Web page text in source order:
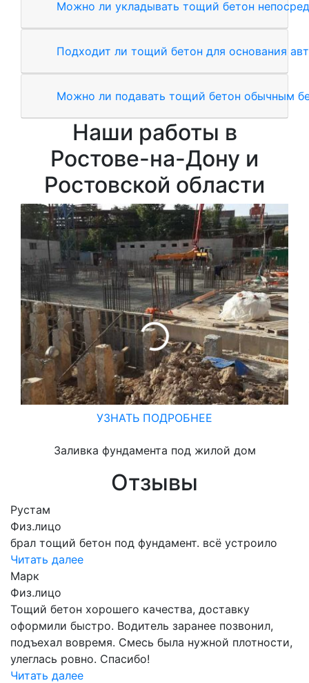
Можно ли укладывать тощий бетон
Подходит ли тощий бетон для основания
Можно ли подавать тощий бетон обычным
Наши работы в
Ростове-на-Дону и
Ростовской области
УЗНАТЬ ПОДРОБНЕЕ
Заливка фундамента под жилой дом
Отзывы
Рустам
Физ.лицо
брал тощий бетон под фундамент. всё устроило
Читать далее
Марк
Физ.лицо
Тощий бетон хорошего качества, доставку
оформили быстро. Водитель заранее позвонил,
подъехал вовремя. Смесь была нужной плотности,
улеглась ровно. Спасибо!
Читать далее